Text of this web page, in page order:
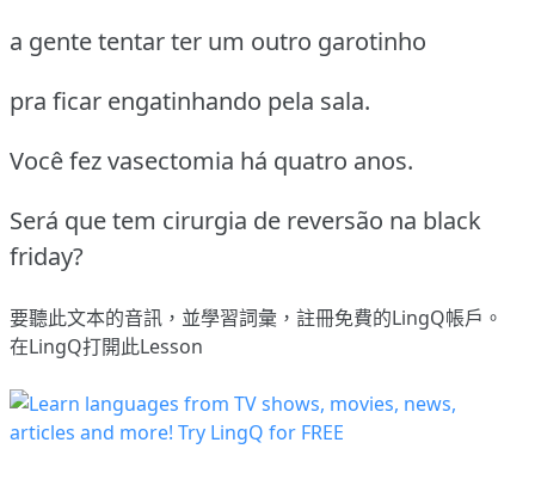
a gente tentar ter um outro garotinho
pra ficar engatinhando pela sala.
Você fez vasectomia há quatro anos.
Será que tem cirurgia de reversão na black
friday?
要聽此文本的音訊，並學習詞彙， 註冊免費的LingQ帳戶。
在LingQ打開此Lesson